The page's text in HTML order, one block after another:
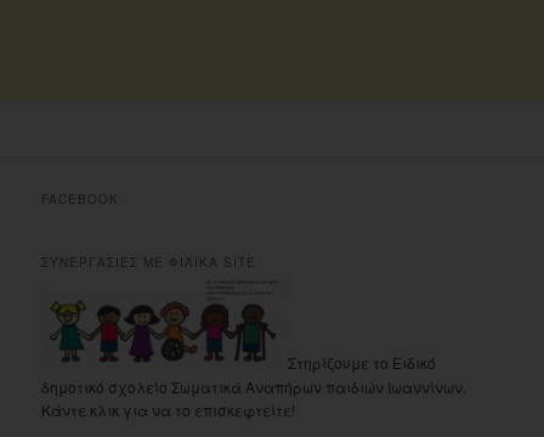
FACEBOOK
ΣΥΝΕΡΓΑΣΙΕΣ ΜΕ ΦΙΛΙΚΑ SITE
Στηρίζουμε το Ειδικό
δημοτικό σχολείο Σωματικά Αναπήρων παιδιών Ιωαννίνων.
Κάντε κλικ για να το επισκεφτείτε!